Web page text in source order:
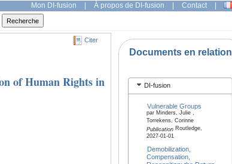
Mon DI-fusion | À propos de DI-fusion | Contact |
Citer
of Human Rights in
Documents en relation
DI-fusion
Vulnerable Groups
par Minders, Julie ,
Torrekens, Corinne
PublicationRoutledge,
2027-01-01
Demobilization,
Compensation,